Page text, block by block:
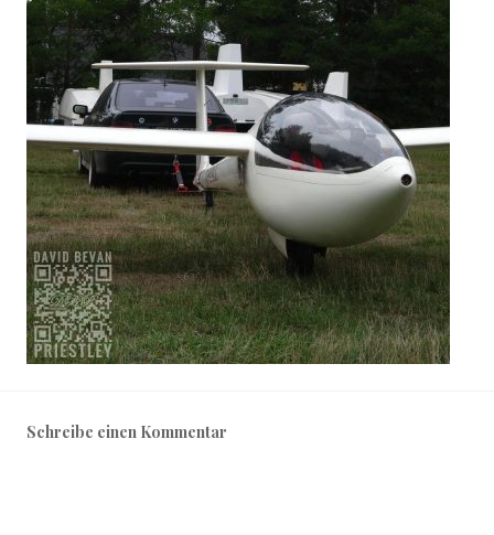
Schreibe einen Kommentar